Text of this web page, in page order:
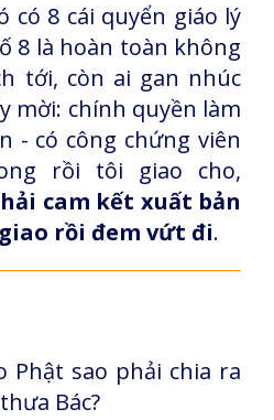
có 8 cái quyển giáo lý
8 là hoàn toàn không
tới, còn ai gan nhúc
mời: chính quyền làm
- có công chứng viên
rồi tôi giao cho,
cam kết xuất bản
rồi đem vứt đi.
Phật sao phải chia ra
Bác?